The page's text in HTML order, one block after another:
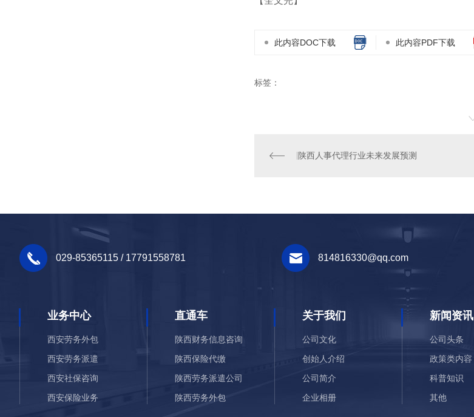
此内容DOC下载 此内容PDF下载
标签：
陕西人事代理行业未来发展预测
029-85365115 / 17791558781 814816330@qq.com
业务中心
西安劳务外包
西安劳务派遣
西安社保咨询
西安保险业务
直通车
陕西财务信息咨询
陕西保险代缴
陕西劳务派遣公司
陕西劳务外包
关于我们
公司文化
创始人介绍
公司简介
企业相册
新闻资讯
公司头条
政策类内容
科普知识
其他